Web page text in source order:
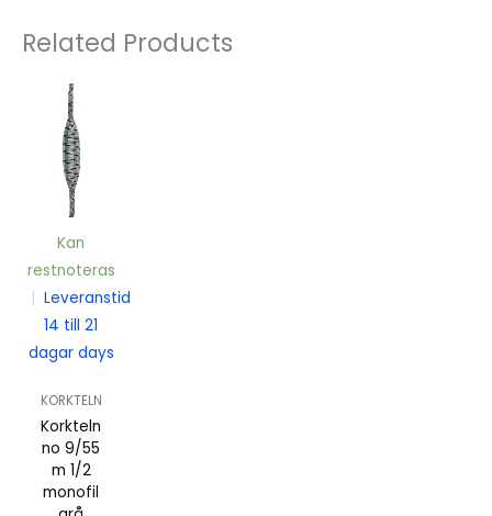
Related Products
Kan
restnoteras
| Leveranstid
14 till 21
dagar days
KORKTELN
Korkteln
no 9/55
m 1/2
monofil